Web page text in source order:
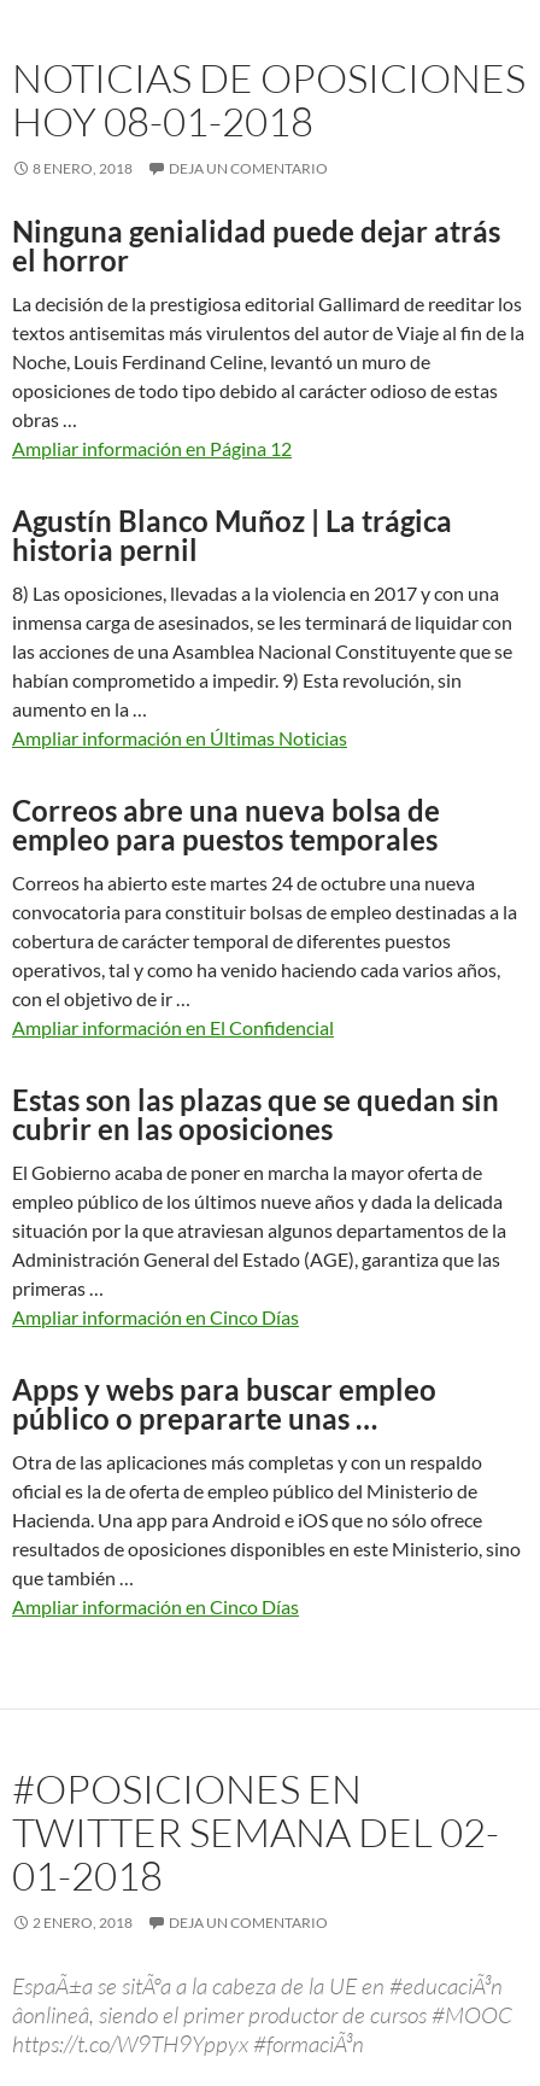
NOTICIAS DE OPOSICIONES
HOY 08-01-2018
8 ENERO, 2018 DEJA UN COMENTARIO
Ninguna genialidad puede dejar atrás
el horror
La decisión de la prestigiosa editorial Gallimard de reeditar los
textos antisemitas más virulentos del autor de Viaje al fin de la
Noche, Louis Ferdinand Celine, levantó un muro de
oposiciones de todo tipo debido al carácter odioso de estas
obras …
Ampliar información en Página 12
Agustín Blanco Muñoz | La trágica
historia pernil
8) Las oposiciones, llevadas a la violencia en 2017 y con una
inmensa carga de asesinados, se les terminará de liquidar con
las acciones de una Asamblea Nacional Constituyente que se
habían comprometido a impedir. 9) Esta revolución, sin
aumento en la …
Ampliar información en Últimas Noticias
Correos abre una nueva bolsa de
empleo para puestos temporales
Correos ha abierto este martes 24 de octubre una nueva
convocatoria para constituir bolsas de empleo destinadas a la
cobertura de carácter temporal de diferentes puestos
operativos, tal y como ha venido haciendo cada varios años,
con el objetivo de ir …
Ampliar información en El Confidencial
Estas son las plazas que se quedan sin
cubrir en las oposiciones
El Gobierno acaba de poner en marcha la mayor oferta de
empleo público de los últimos nueve años y dada la delicada
situación por la que atraviesan algunos departamentos de la
Administración General del Estado (AGE), garantiza que las
primeras …
Ampliar información en Cinco Días
Apps y webs para buscar empleo
público o prepararte unas …
Otra de las aplicaciones más completas y con un respaldo
oficial es la de oferta de empleo público del Ministerio de
Hacienda. Una app para Android e iOS que no sólo ofrece
resultados de oposiciones disponibles en este Ministerio, sino
que también …
Ampliar información en Cinco Días
#OPOSICIONES EN
TWITTER SEMANA DEL 02-
01-2018
2 ENERO, 2018 DEJA UN COMENTARIO
EspaÃ±a se sitÃºa a la cabeza de la UE en #educaciÃ³n
âonlineâ, siendo el primer productor de cursos #MOOC
https://t.co/W9TH9Yppyx #formaciÃ³n